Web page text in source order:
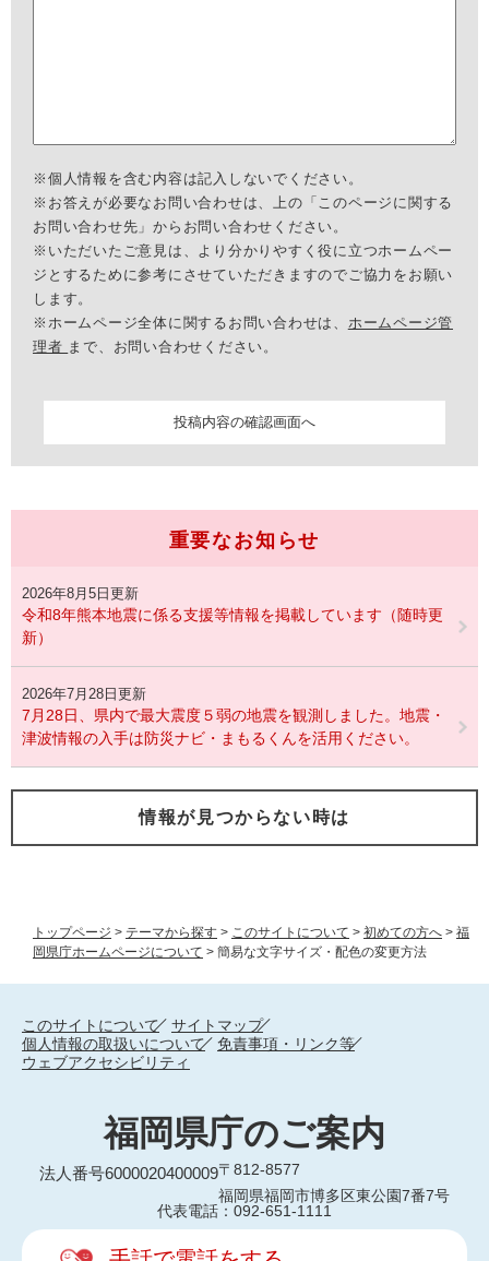
トップページ > テーマから探す > このサイトについて > 初めての方へ > 福
岡県庁ホームページについて > 簡易な文字サイズ・配色の変更方法
※個人情報を含む内容は記入しないでください。
※お答えが必要なお問い合わせは、上の「このページに関する
お問い合わせ先」からお問い合わせください。
※いただいたご意見は、より分かりやすく役に立つホームペー
ジとするために参考にさせていただきますのでご協力をお願い
します。
※ホームページ全体に関するお問い合わせは、 ホームページ管
理者 まで、お問い合わせください。
重要なお知らせ
2026年8月5日更新
令和8年熊本地震に係る支援等情報を掲載しています（随時更
新）
2026年7月28日更新
7月28日、県内で最大震度５弱の地震を観測しました。地震・
津波情報の入手は防災ナビ・まもるくんを活用ください。
情報が見つからない時は
このサイトについて
サイトマップ
個人情報の取扱いについて
免責事項・リンク等
ウェブアクセシビリティ
福岡県庁のご案内
法人番号6000020400009〒812-8577
福岡県福岡市博多区東公園7番7号
代表電話：092-651-1111